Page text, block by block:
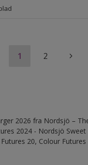
1 2
2026 fra Nordsjö –
2024 - Nordsjö
20, Colour